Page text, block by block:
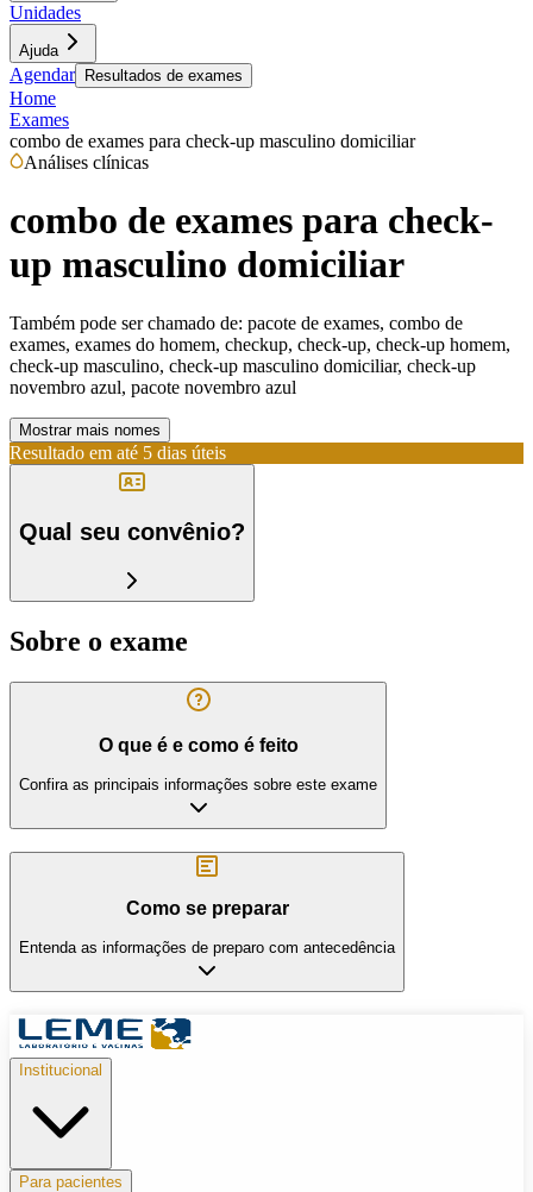
Unidades
Ajuda
Agendar Resultados de exames
Home
Exames
combo de exames para check-up masculino domiciliar
Análises clínicas
combo de exames para check-
up masculino domiciliar
Também pode ser chamado de: pacote de exames, combo de
exames, exames do homem, checkup, check-up, check-up homem,
check-up masculino, check-up masculino domiciliar, check-up
novembro azul, pacote novembro azul
Mostrar mais nomes
Resultado em até 5 dias úteis
Qual seu convênio?
Sobre o exame
O que é e como é feito
Confira as principais informações sobre este exame
Como se preparar
Entenda as informações de preparo com antecedência
Institucional
Para pacientes